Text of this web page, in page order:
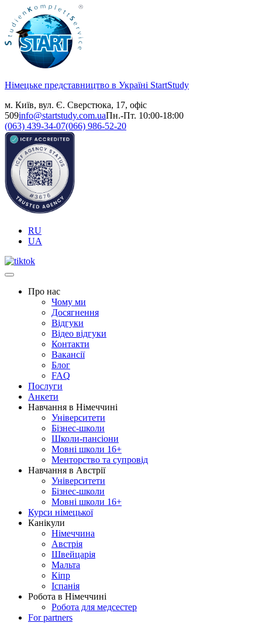
Німецьке представництво в Україні StartStudy
м. Київ, вул. Є. Сверстюка, 17, офіс
509info@startstudy.com.uaПн.-Пт. 10:00-18:00
(063) 439-34-07(066) 986-52-20
RU
UA
Про нас
Чому ми
Досягнення
Відгуки
Відео відгуки
Контакти
Вакансії
Блог
FAQ
Послуги
Анкети
Навчання в Німеччині
Університети
Бізнес-школи
Школи-пансіони
Мовні школи 16+
Менторство та супровід
Навчання в Австрії
Університети
Бізнес-школи
Мовні школи 16+
Курси німецької
Канікули
Німеччина
Австрія
Швейцарія
Мальта
Кіпр
Іспанія
Робота в Німеччині
Робота для медсестер
For partners